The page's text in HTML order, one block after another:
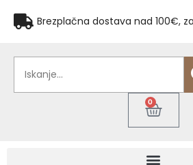
Brezplačna dostava nad 100€,
0